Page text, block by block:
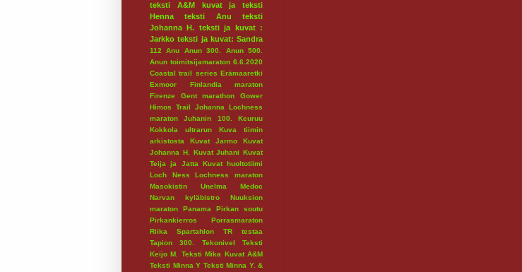
teksti A&M
kuvat ja teksti
Henna
teksti Anu
teksti
Johanna H. teksti ja kuvat :
Jarkko teksti ja kuvat: Sandra
112 Anu Anun 300.
Anun 500.
Anun toimitsijamaraton 6.6.2020
Coastal trail series Erämaaretki
Exmoor
Finlandia maraton
Firenze
Gent marathon
Gower
Himos Trail
Johanna Lochness
maraton
Juhanin 100.
Keuruu
Kokkola ultrarun
Kuva tiimin
arkistosta
Kuvat Jarmo
Kuvat
Johanna H.
Kuvat Juhani Kuvat
Teija ja Jatta
Kuvat huoltotiimi
Loch Ness
Lochness maraton
Masokistin Unelma
Medoc
Narvan kyläbistro
Nuuksion
maraton
Panama
Pirkan soutu
Pirkankierros
Porrasmaraton
Riika
Spartahlon
TR testaa
Tapion 300.
Tekonivel
Teksti
Keijo M.
Teksti Mika Kuvat A&M
Teksti Minna Y Teksti Minna Y. &